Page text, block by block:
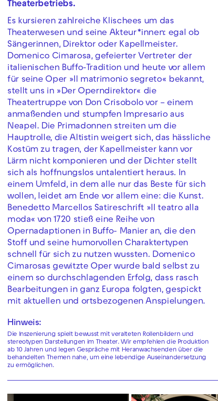
Theaterbetriebs.
Es kursieren zahlreiche Klischees um das
Theaterwesen und seine Akteur*innen: egal ob
Sängerinnen, Direktor oder Kapellmeister.
Domenico Cimarosa, gefeierter Vertreter der
italienischen Buffo-Tradition und heute vor allem
für seine Oper »Il matrimonio segreto« bekannt,
stellt uns in »Der Operndirektor« die
Theatertruppe von Don Crisobolo vor – einem
anmaßenden und stumpfen Impresario aus
Neapel. Die Primadonnen streiten um die
Hauptrolle, die Altistin weigert sich, das hässliche
Kostüm zu tragen, der Kapellmeister kann vor
Lärm nicht komponieren und der Dichter stellt
sich als hoffnungslos untalentiert heraus. In
einem Umfeld, in dem alle nur das Beste für sich
wollen, leidet am Ende vor allem eine: die Kunst.
Benedetto Marcellos Satireschrift »Il teatro alla
moda« von 1720 stieß eine Reihe von
Opernadaptionen in Buffo- Manier an, die den
Stoff und seine humorvollen Charaktertypen
schnell für sich zu nutzen wussten. Domenico
Cimarosas gewitzte Oper wurde bald selbst zu
einem so durchschlagenden Erfolg, dass rasch
Bearbeitungen in ganz Europa folgten, gespickt
mit aktuellen und ortsbezogenen Anspielungen.
Hinweis:
Die Inszenierung spielt bewusst mit veralteten Rollenbildern und
stereotypen Darstellungen im Theater. Wir empfehlen die Produktion
ab 10 Jahren und legen Gespräche mit Heranwachsenden über die
behandelten Themen nahe, um eine lebendige Auseinandersetzung
zu ermöglichen.